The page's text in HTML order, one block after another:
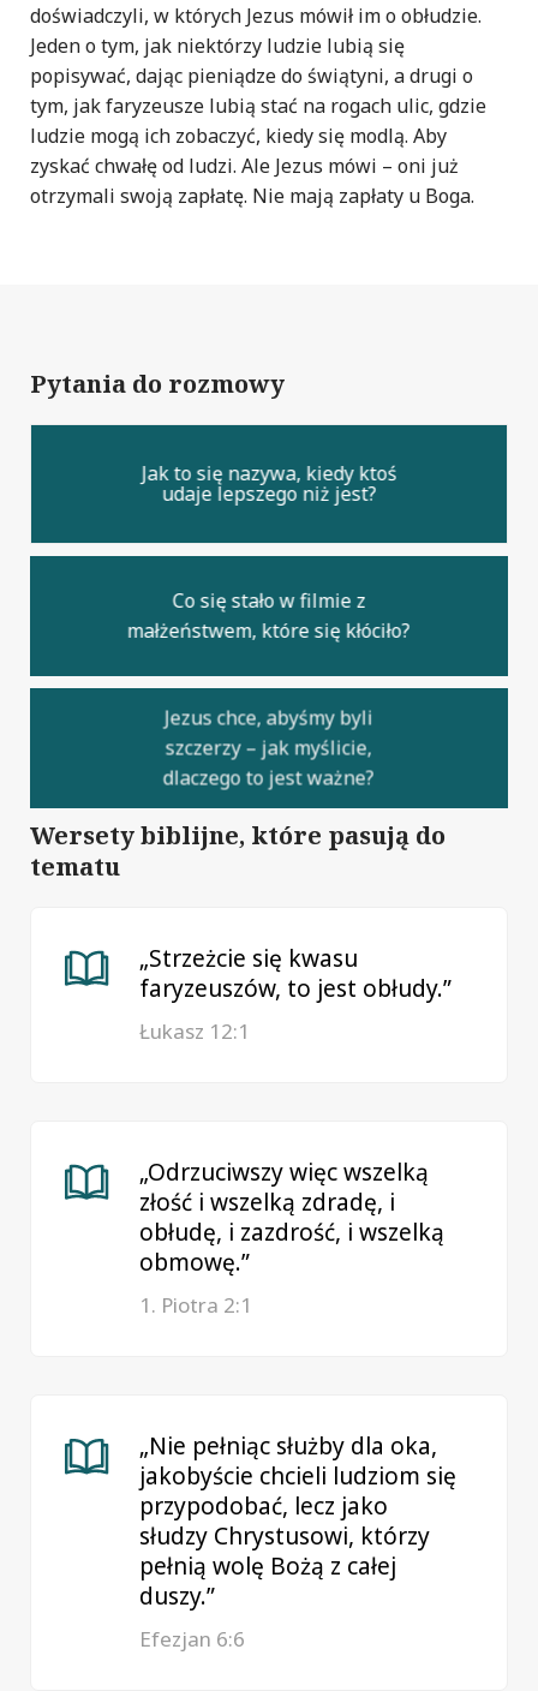
doświadczyli, w których Jezus mówił im o obłudzie.
Jeden o tym, jak niektórzy ludzie lubią się
popisywać, dając pieniądze do świątyni, a drugi o
tym, jak faryzeusze lubią stać na rogach ulic, gdzie
ludzie mogą ich zobaczyć, kiedy się modlą. Aby
zyskać chwałę od ludzi. Ale Jezus mówi – oni już
otrzymali swoją zapłatę. Nie mają zapłaty u Boga.
Pytania do rozmowy
Jak to się nazywa, kiedy ktoś
udaje lepszego niż jest?
Co się stało w filmie z
małżeństwem, które się kłóciło?
Jezus chce, abyśmy byli
szczerzy – jak myślicie,
dlaczego to jest ważne?
Wersety biblijne, które pasują do
tematu
„Strzeżcie się kwasu
faryzeuszów, to jest obłudy.”
Łukasz 12:1
„Odrzuciwszy więc wszelką
złość i wszelką zdradę, i
obłudę, i zazdrość, i wszelką
obmowę.”
1. Piotra 2:1
„Nie pełniąc służby dla oka,
jakobyście chcieli ludziom się
przypodobać, lecz jako
słudzy Chrystusowi, którzy
pełnią wolę Bożą z całej
duszy.”
Efezjan 6:6